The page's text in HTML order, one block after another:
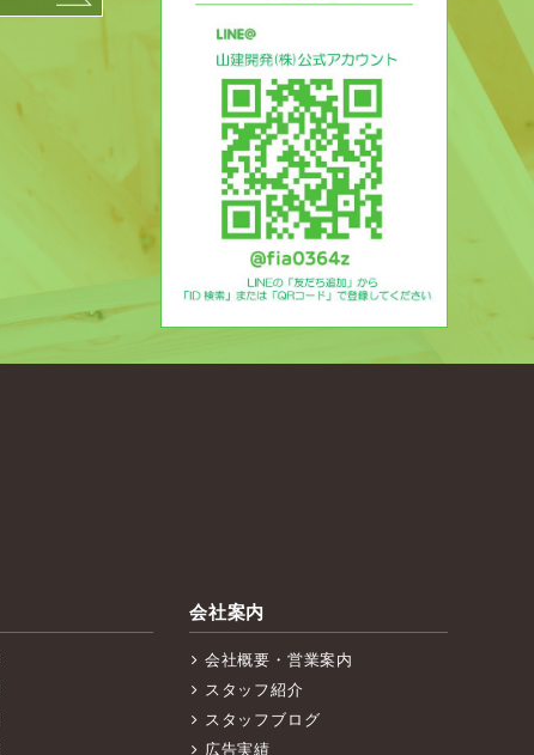
会社案内
会社概要・営業案内
スタッフ紹介
スタッフブログ
広告実績